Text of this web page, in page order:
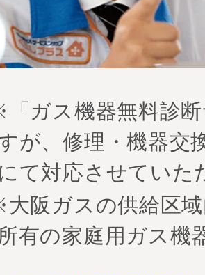
ガス機器無料診
が、修理・機器交
にて対応させていた
阪ガスの供給区
所有の家庭用ガス機